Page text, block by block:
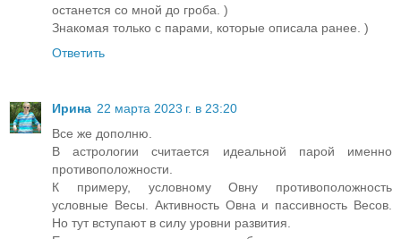
останется со мной до гроба. )
Знакомая только с парами, которые описала ранее. )
Ответить
Ирина 22 марта 2023 г. в 23:20
Все же дополню.
В астрологии считается идеальной парой именно
противоположности.
К примеру, условному Овну противоположность
условные Весы. Активность Овна и пассивность Весов.
Но тут вступают в силу уровни развития.